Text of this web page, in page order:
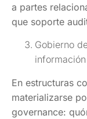
a partes
que soporte
Gobierno
información
En estructuras
materializarse
governance: